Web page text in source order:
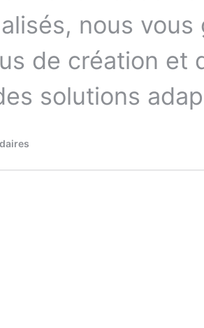
nous
de création et
solutions